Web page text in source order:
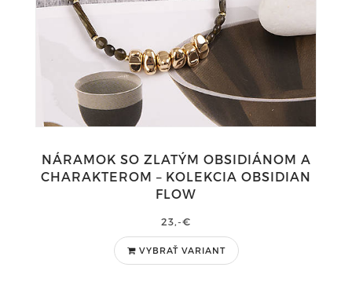
NÁRAMOK SO ZLATÝM OBSIDIÁNOM A
CHARAKTEROM – KOLEKCIA OBSIDIAN
FLOW
23,-€
VYBRAŤ VARIANT